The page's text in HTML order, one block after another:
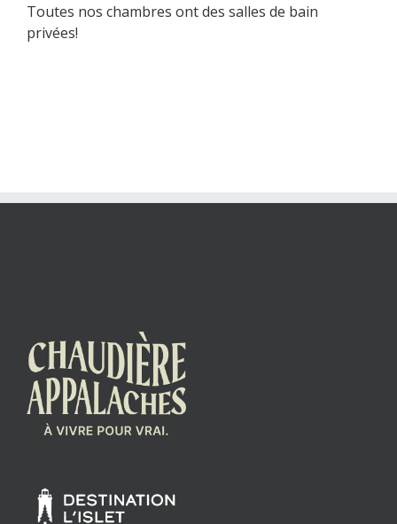
Toutes nos chambres ont des salles de bain
privées!